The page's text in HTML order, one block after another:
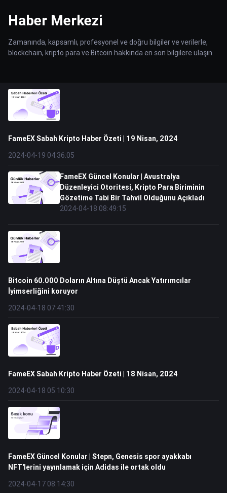
Haber Merkezi
Zamanında, kapsamlı, profesyonel ve doğru bilgiler ve verilerle,
blockchain, kripto para ve Bitcoin hakkında en son bilgilere ulaşın.
FameEX Sabah Kripto Haber Özeti | 19 Nisan, 2024
2024-04-19 04:36:05
FameEX Güncel Konular | Avustralya
Düzenleyici Otoritesi, Kripto Para Biriminin
Gözetime Tabi Bir Tahvil Olduğunu Açıkladı
2024-04-18 08:49:15
Bitcoin 60.000 Doların Altına Düştü Ancak Yatırımcılar
İyimserliğini koruyor
2024-04-18 07:41:30
FameEX Sabah Kripto Haber Özeti | 18 Nisan, 2024
2024-04-18 05:10:30
FameEX Güncel Konular | Stepn, Genesis spor ayakkabı
NFT'lerini yayınlamak için Adidas ile ortak oldu
2024-04-17 08:14:30